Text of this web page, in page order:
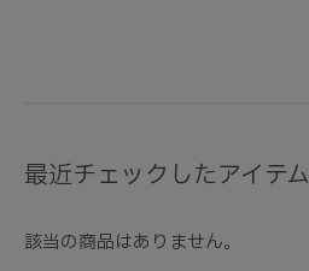
最近チェックしたアイテム
該当の商品はありません。